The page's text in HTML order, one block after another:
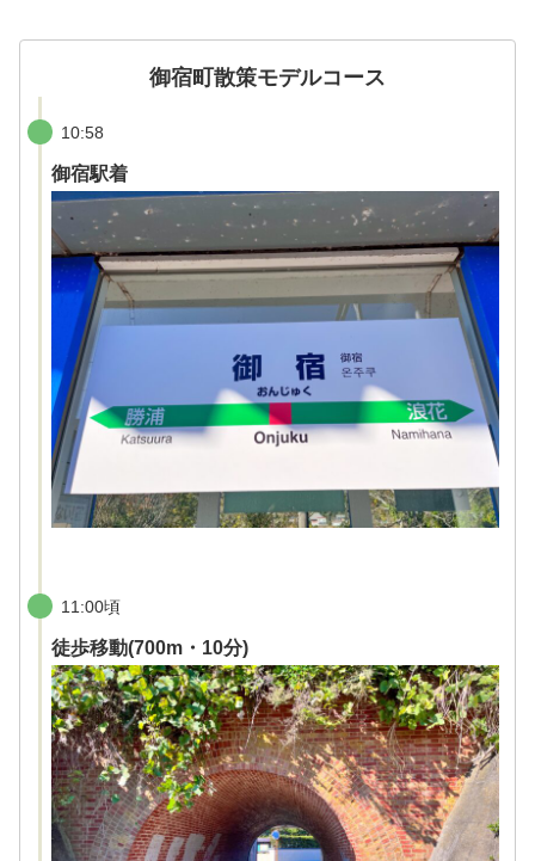
御宿町散策モデルコース
10:58
御宿駅着
11:00頃
徒歩移動(700m・10分)